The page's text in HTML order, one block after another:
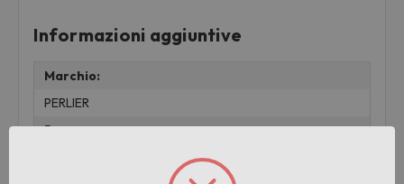
Informazioni aggiuntive
Marchio:
PERLIER
Peso: